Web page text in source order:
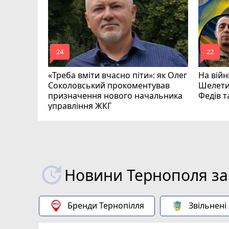
«Треба вміти вчасно піти»: як Олег
Соколовський прокоментував
призначення нового начальника
управління ЖКГ
mode_comment
24
На
Федів
mode_comment
22
Новини Тернополя за
Бренди Тернопілля